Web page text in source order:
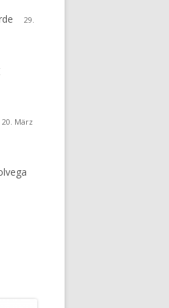
29.
20. März